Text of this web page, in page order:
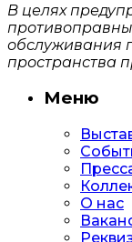
В целях
обслуживания
пространства
Меню
О нас